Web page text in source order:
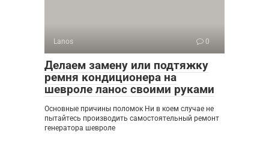
Lanos 0
Делаем замену или подтяжку
ремня кондиционера на
шевроле ланос своими руками
Основные причины поломок Ни в коем случае не
пытайтесь производить самостоятельный ремонт
генератора шевроле